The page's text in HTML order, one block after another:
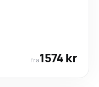
fra1574 kr